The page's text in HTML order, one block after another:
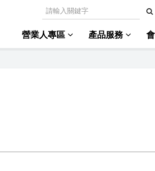
營業人專區 產品服務